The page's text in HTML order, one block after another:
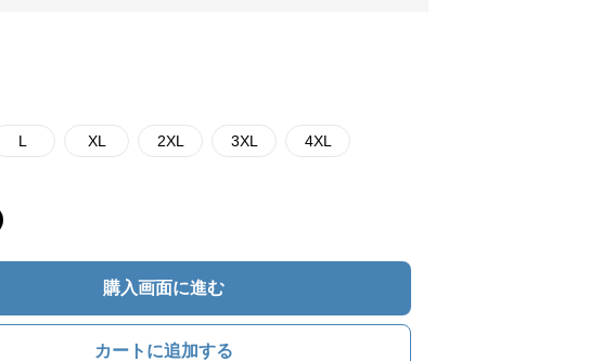
L XL 2XL 3XL 4XL
購入画面に進む
カートに追加する